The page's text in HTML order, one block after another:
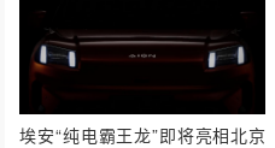
埃安“纯电霸王龙”即将亮相北京